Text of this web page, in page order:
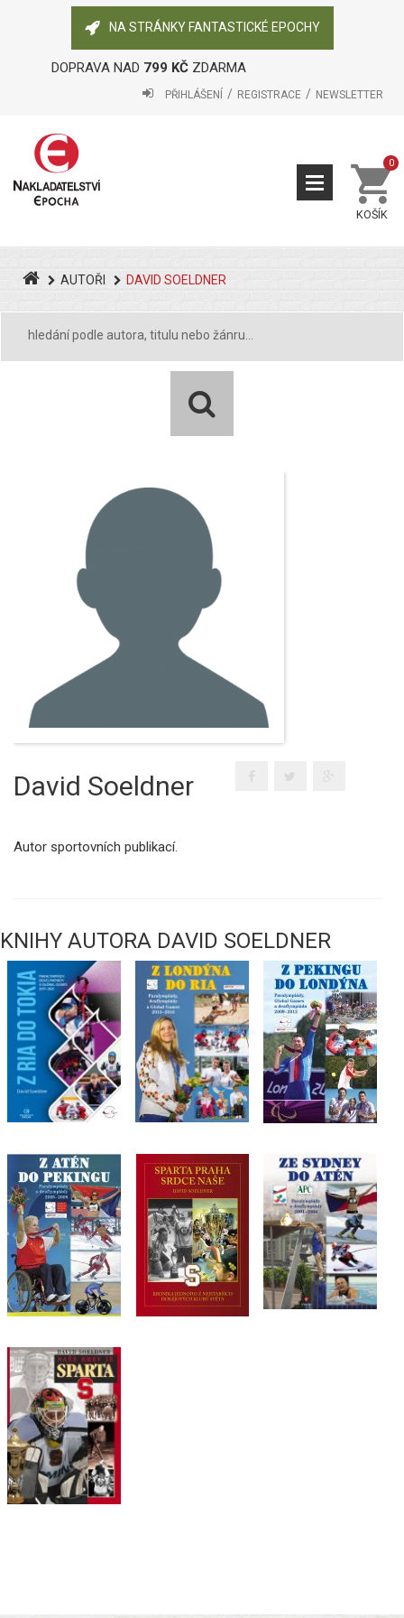
NA STRÁNKY FANTASTICKÉ EPOCHY
DOPRAVA NAD 799 KČZDARMA
PŘIHLÁŠENÍ REGISTRACE NEWSLETTER
KOŠÍK
0
AUTOŘI DAVID SOELDNER
David Soeldner
Autor sportovních publikací.
KNIHY AUTORA DAVID SOELDNER